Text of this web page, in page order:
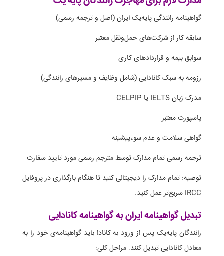
گواهینامه رانندگی پایه‌یک ایران (اصل و ترجمه رسمی)
سابقه کار از شرکت‌های حمل‌ونقل معتبر
سوابق بیمه و قراردادهای کاری
رزومه به سبک کانادایی (شامل وظایف و مسیرهای رانندگی)
مدرک زبان IELTS یا CELPIP
پاسپورت معتبر
گواهی سلامت و عدم سوءپیشینه
ترجمه رسمی تمام مدارک توسط مترجم رسمی مورد تایید سفارت
توصیه: تمام مدارک را دیجیتالی کنید تا هنگام بارگذاری در پروفایل
IRCC سریع‌تر عمل کنید.
تبدیل گواهینامه ایران به گواهینامه کانادایی
رانندگان پایه‌یک پس از ورود به کانادا باید گواهینامه‌ی خود را به
معادل کانادایی تبدیل کنند. مراحل کلی: